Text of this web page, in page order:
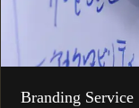
Branding Service